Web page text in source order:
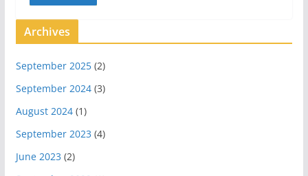
Archives
September 2025(2)
September 2024(3)
August 2024(1)
September 2023 (4)
June 2023 (2)